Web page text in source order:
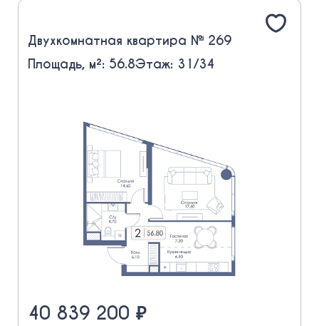
Двухкомнатная квартира № 269
Площадь, м²: 56.8Этаж: 31/34
40 839 200 ₽